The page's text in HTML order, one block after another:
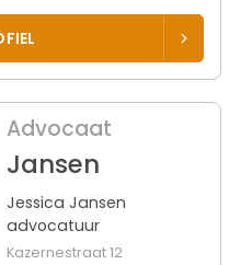
Advocaat
Jansen
Jessica Jansen
advocatuur
Kazernestraat 12